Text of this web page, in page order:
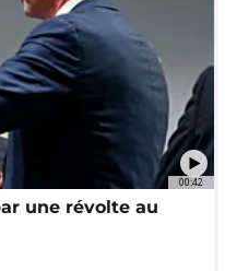
00:42
une révolte au